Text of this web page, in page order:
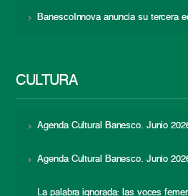
BanescoInnova anuncia su tercera
CULTURA
Agenda Cultural Banesco. Junio
Agenda Cultural Banesco. Junio
La palabra ignorada: las voces